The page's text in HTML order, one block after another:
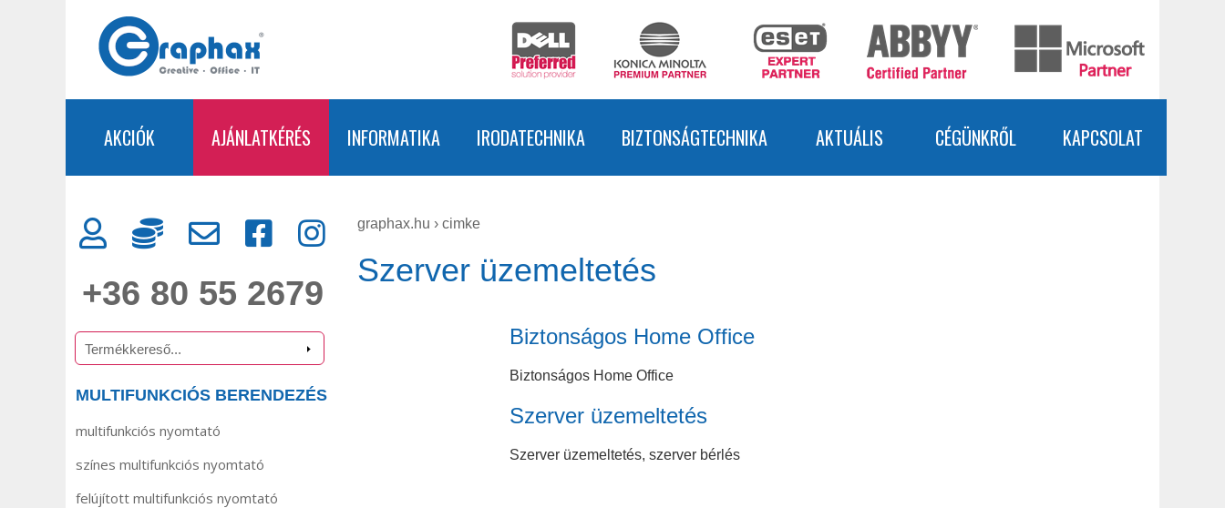
AKCIÓK AJÁNLATKÉRÉS INFORMATIKA IRODATECHNIKA BIZTONSÁGTECHNIKA AKTUÁLIS CÉGÜNKRŐL KAPCSOLAT
+36 80 55 2679
MULTIFUNKCIÓS BERENDEZÉS
multifunkciós nyomtató
színes multifunkciós nyomtató
felújított multifunkciós nyomtató
graphax.hu › cimke
Szerver üzemeltetés
Biztonságos Home Office
Biztonságos Home Office
Szerver üzemeltetés
Szerver üzemeltetés, szerver bérlés